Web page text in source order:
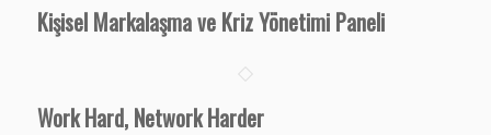
Kişisel Markalaşma ve Kriz Yönetimi Paneli
Work Hard, Network Harder